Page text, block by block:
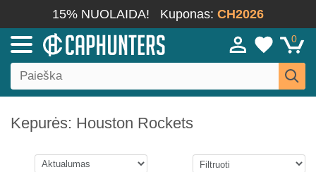
15% NUOLAIDA! Kuponas: CH2026
0
Kepurės: Houston Rockets